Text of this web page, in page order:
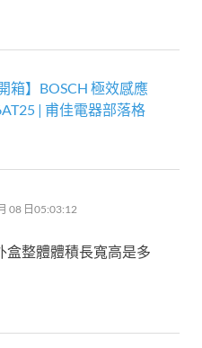
開箱】BOSCH 極效感應
| 甫佳電器部落格
08 日05:03:12
盒整體體積長寬高是多